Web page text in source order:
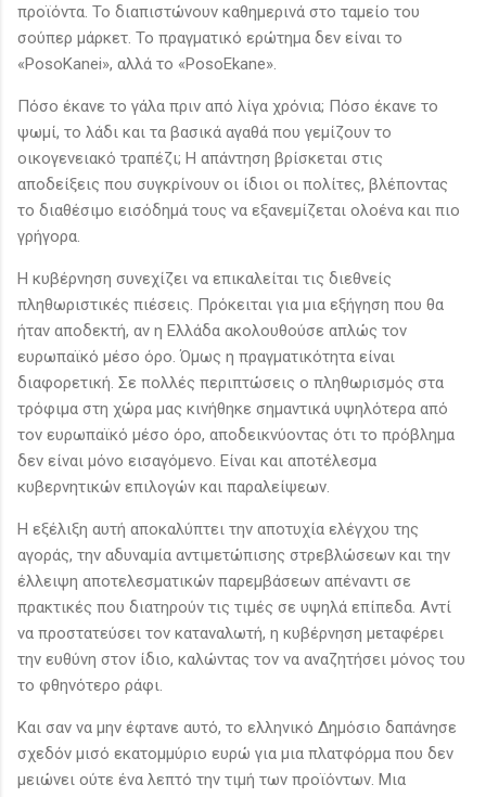
προϊόντα. Το διαπιστώνουν καθημερινά στο ταμείο του
σούπερ μάρκετ. Το πραγματικό ερώτημα δεν είναι το
«PosoKanei», αλλά το «PosoEkane».
Πόσο έκανε το γάλα πριν από λίγα χρόνια; Πόσο έκανε το
ψωμί, το λάδι και τα βασικά αγαθά που γεμίζουν το
οικογενειακό τραπέζι; Η απάντηση βρίσκεται στις
αποδείξεις που συγκρίνουν οι ίδιοι οι πολίτες, βλέποντας
το διαθέσιμο εισόδημά τους να εξανεμίζεται ολοένα και πιο
γρήγορα.
Η κυβέρνηση συνεχίζει να επικαλείται τις διεθνείς
πληθωριστικές πιέσεις. Πρόκειται για μια εξήγηση που θα
ήταν αποδεκτή, αν η Ελλάδα ακολουθούσε απλώς τον
ευρωπαϊκό μέσο όρο. Όμως η πραγματικότητα είναι
διαφορετική. Σε πολλές περιπτώσεις ο πληθωρισμός στα
τρόφιμα στη χώρα μας κινήθηκε σημαντικά υψηλότερα από
τον ευρωπαϊκό μέσο όρο, αποδεικνύοντας ότι το πρόβλημα
δεν είναι μόνο εισαγόμενο. Είναι και αποτέλεσμα
κυβερνητικών επιλογών και παραλείψεων.
Η εξέλιξη αυτή αποκαλύπτει την αποτυχία ελέγχου της
αγοράς, την αδυναμία αντιμετώπισης στρεβλώσεων και την
έλλειψη αποτελεσματικών παρεμβάσεων απέναντι σε
πρακτικές που διατηρούν τις τιμές σε υψηλά επίπεδα. Αντί
να προστατεύσει τον καταναλωτή, η κυβέρνηση μεταφέρει
την ευθύνη στον ίδιο, καλώντας τον να αναζητήσει μόνος του
το φθηνότερο ράφι.
Και σαν να μην έφτανε αυτό, το ελληνικό Δημόσιο δαπάνησε
σχεδόν μισό εκατομμύριο ευρώ για μια πλατφόρμα που δεν
μειώνει ούτε ένα λεπτό την τιμή των προϊόντων. Μια